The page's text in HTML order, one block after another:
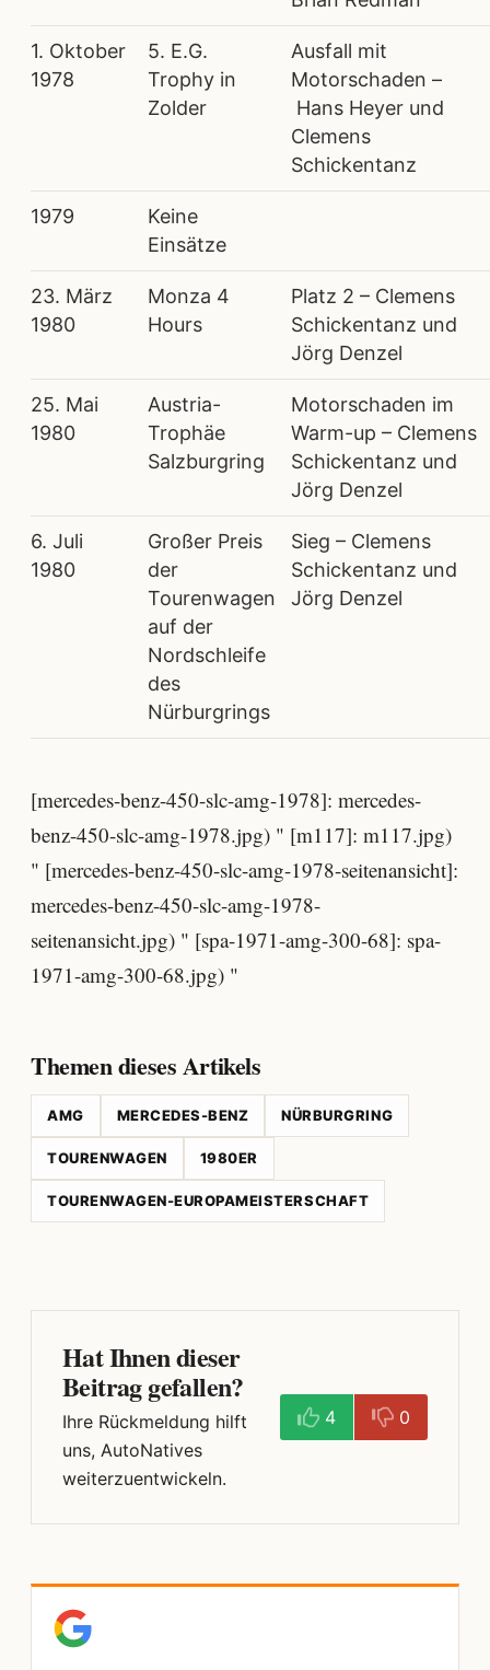
1. Oktober
1978
5. E.G.
Trophy in
Zolder
Ausfall mit
Motorschaden –
Hans Heyer und
Clemens
Schickentanz
1979
Keine
Einsätze
23. März
1980
Monza 4
Hours
Platz 2 – Clemens
Schickentanz und
Jörg Denzel
25. Mai
1980
Austria-
Trophäe
Salzburgring
Motorschaden im
Warm-up – Clemens
Schickentanz und
Jörg Denzel
6. Juli
1980
Großer Preis
der
Tourenwagen
auf der
Nordschleife
des
Nürburgrings
Sieg – Clemens
Schickentanz und
Jörg Denzel
[mercedes-benz-450-slc-amg-1978]: mercedes-
benz-450-slc-amg-1978.jpg) " [m117]: m117.jpg)
" [mercedes-benz-450-slc-amg-1978-seitenansicht]:
mercedes-benz-450-slc-amg-1978-
seitenansicht.jpg) " [spa-1971-amg-300-68]: spa-
1971-amg-300-68.jpg) "
Themen dieses Artikels
AMG MERCEDES-BENZ NÜRBURGRING
TOURENWAGEN 1980ER
TOURENWAGEN-EUROPAMEISTERSCHAFT
Hat Ihnen dieser
Beitrag gefallen?
Ihre Rückmeldung hilft
uns, AutoNatives
weiterzuentwickeln.
4 0